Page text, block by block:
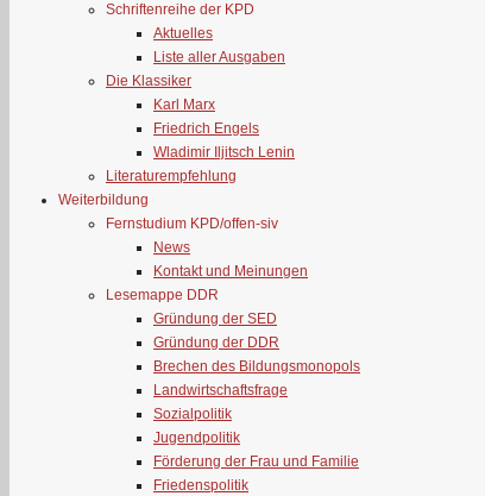
Schriftenreihe der KPD
Aktuelles
Liste aller Ausgaben
Die Klassiker
Karl Marx
Friedrich Engels
Wladimir Iljitsch Lenin
Literaturempfehlung
Weiterbildung
Fernstudium KPD/offen-siv
News
Kontakt und Meinungen
Lesemappe DDR
Gründung der SED
Gründung der DDR
Brechen des Bildungsmonopols
Landwirtschaftsfrage
Sozialpolitik
Jugendpolitik
Förderung der Frau und Familie
Friedenspolitik